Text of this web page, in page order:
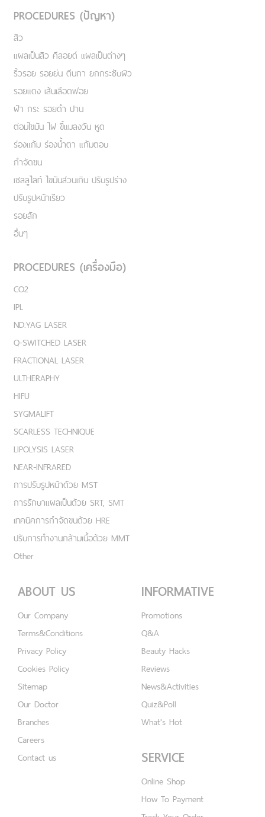
PROCEDURES (ปัญหา)
สิว
แผลเป็นสิว คีลอยด์ แผลเป็นต่างๆ
ริ้วรอย รอยย่น ตีนกา ยกกระชับผิว
รอยแดง เส้นเลือดฟอย
ฝ้า กระ รอยดำ ปาน
ต่อมไขมัน ไฝ ขี้แมลงวัน หูด
ร่องแก้ม ร่องน้ำตา แก้มตอบ
กำจัดขน
เชลลูไลท์ ไขมันส่วนเกิน ปรับรูปร่าง
ปรับรูปหน้าเรียว
รอยสัก
อื่นๆ
PROCEDURES (เครื่องมือ)
CO2
IPL
ND:YAG LASER
Q-SWITCHED LASER
FRACTIONAL LASER
ULTHERAPHY
HIFU
SYGMALIFT
SCARLESS TECHNIQUE
LIPOLYSIS LASER
NEAR-INFRARED
การปรับรูปหน้าด้วย MST
การรักษาแผลเป็นด้วย SRT, SMT
เทคนิคการกำจัดขนด้วย HRE
ปรับการทำงานกล้ามเนื้อด้วย MMT
Other
ABOUT US
Our Company
Terms&Conditions
Privacy Policy
Cookies Policy
Sitemap
Our Doctor
Branches
Careers
Contact us
INFORMATIVE
Promotions
Q&A
Beauty Hacks
Reviews
News&Activities
Quiz&Poll
What's Hot
SERVICE
Online Shop
How To Payment